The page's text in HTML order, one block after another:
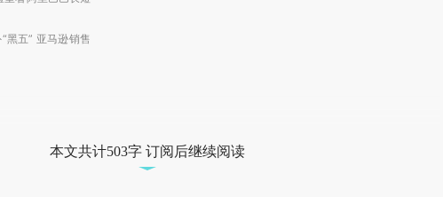
黑五” 亚马逊销售
本文共计503字 订阅后继续阅读